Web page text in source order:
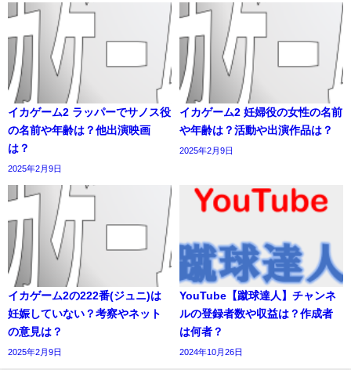
イカゲーム2 ラッパーでサノス役
の名前や年齢は？他出演映画
は？
2025年2月9日
イカゲーム2 妊婦役の女性の名前
や年齢は？活動や出演作品は？
2025年2月9日
イカゲーム2の222番(ジュニ)は
妊娠していない？考察やネット
の意見は？
2025年2月9日
YouTube【蹴球達人】チャンネ
ルの登録者数や収益は？作成者
は何者？
2024年10月26日